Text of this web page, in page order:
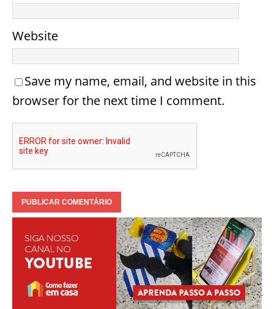
Website
Save my name, email, and website in this
browser for the next time I comment.